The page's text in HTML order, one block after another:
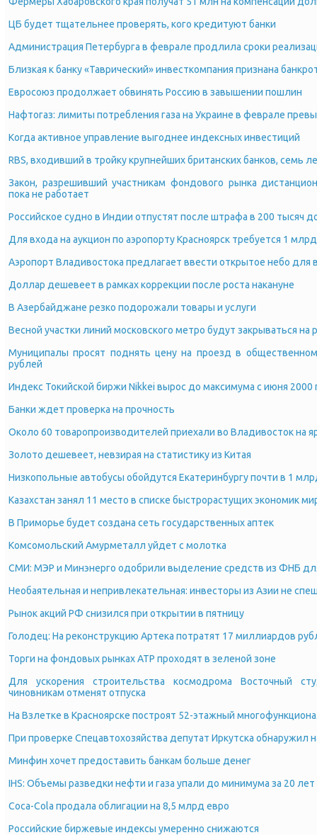
ЦБ будет тщательнее проверять, кого кредитуют банки
Администрация Петербурга в феврале продлила сроки
Близкая к банку «Таврический» инвесткомпания признана
Евросоюз продолжает обвинять Россию в завышении пошлин
Нафтогаз: лимиты потребления газа на Украине в феврале
Когда активное управление выгоднее индексных инвестиций
RBS, входивший в тройку крупнейших британских банков, семь
Закон, разрешивший участникам фондового рынка
пока не работает
Российское судно в Индии отпустят после штрафа в 200 тысяч
Для входа на аукцион по аэропорту Красноярск требуется 1
Аэропорт Владивостока предлагает ввести открытое небо для
Доллар дешевеет в рамках коррекции после роста накануне
В Азербайджане резко подорожали товары и услуги
Весной участки линий московского метро будут закрываться на
Муниципалы просят поднять цену на проезд в
рублей
Индекс Токийской биржи Nikkei вырос до максимума с июня 2000
Банки ждет проверка на прочность
Около 60 товаропроизводителей приехали во Владивосток на
Золото дешевеет, невзирая на статистику из Китая
Низкопольные автобусы обойдутся Екатеринбургу почти в 1
Казахстан занял 11 место в списке быстрорастущих экономик
В Приморье будет создана сеть государственных аптек
Комсомольский Амурметалл уйдет с молотка
СМИ: МЭР и Минэнерго одобрили выделение средств из ФНБ
Необаятельная и непривлекательная: инвесторы из Азии не
Рынок акций РФ снизился при открытии в пятницу
Голодец: На реконструкцию Артека потратят 17 миллиардов
Торги на фондовых рынках АТР проходят в зеленой зоне
Для ускорения строительства космодрома Восточный
чиновникам отменят отпуска
На Взлетке в Красноярске построят 52-этажный
При проверке Спецавтохозяйства депутат Иркутска обнаружил
Минфин хочет предоставить банкам больше денег
IHS: Объемы разведки нефти и газа упали до минимума за 20 лет
Coca-Cola продала облигации на 8,5 млрд евро
Российские биржевые индексы умеренно снижаются